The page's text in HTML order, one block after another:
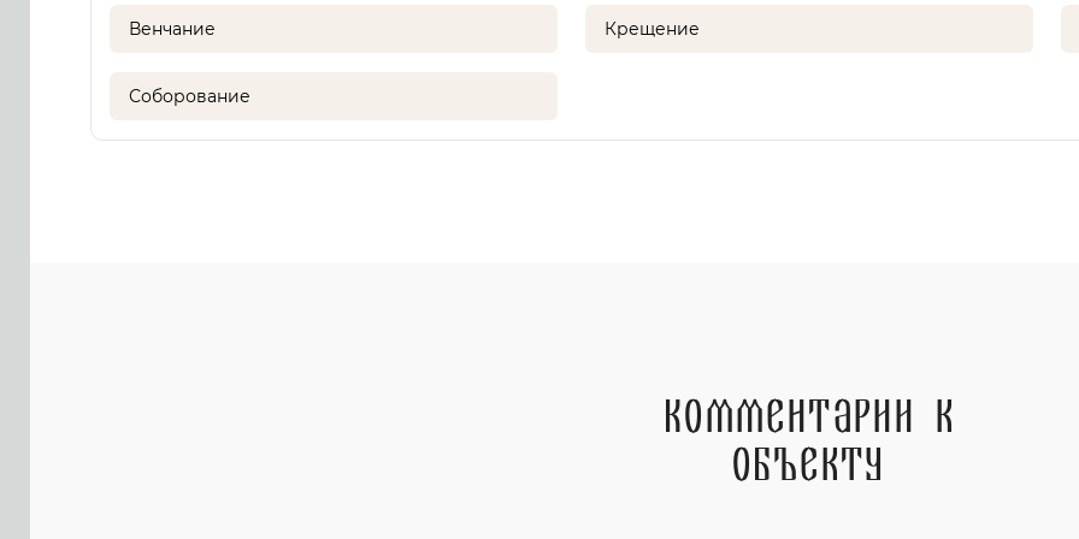
Венчание Крещение
Соборование
Комментарии к
объекту